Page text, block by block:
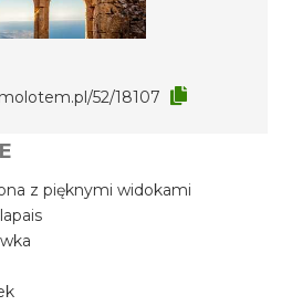
52/18107
z pięknymi widokami